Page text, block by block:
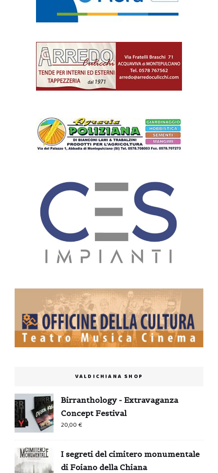
VALDICHIANA SHOP
Birranthology - Extravaganza
Concept Festival
20,00€
I segreti del cimitero monumentale
di Foiano della Chiana